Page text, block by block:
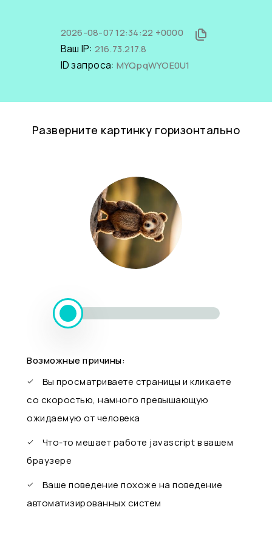
2026-08-07 12:34:22 +0000
Ваш IP: 216.73.217.8
ID запроса: MYQpqWYOE0U1
Разверните картинку горизонтально
Возможные причины:
Вы просматриваете страницы и кликаете
со скоростью, намного превышающую
ожидаемую от человека
Что-то мешает работе javascript в вашем
браузере
Ваше поведение похоже на поведение
автоматизированных систем